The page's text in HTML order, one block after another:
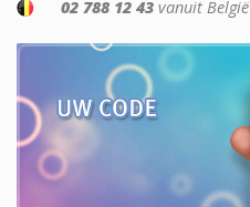
02 788 12 43 vanuit België